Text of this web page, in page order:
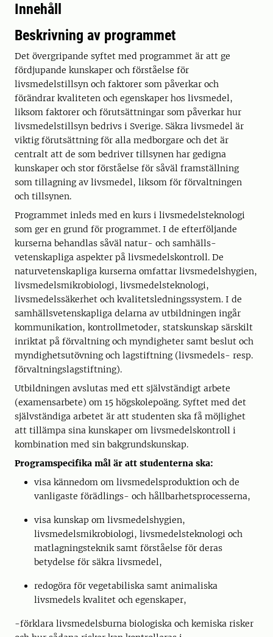
Innehåll
Beskrivning av programmet
Det övergripande syftet med programmet är att ge
fördjupande kunskaper och förståelse för
livsmedelstillsyn och faktorer som påverkar och
förändrar kvaliteten och egenskaper hos livsmedel,
liksom faktorer och förutsättningar som påverkar hur
livsmedelstillsyn bedrivs i Sverige. Säkra livsmedel är
viktig förutsättning för alla medborgare och det är
centralt att de som bedriver tillsynen har gedigna
kunskaper och stor förståelse för såväl framställning
som tillagning av livsmedel, liksom för förvaltningen
och tillsynen.
Programmet inleds med en kurs i livsmedelsteknologi
som ger en grund för programmet. I de efterföljande
kurserna behandlas såväl natur- och samhälls-
vetenskapliga aspekter på livsmedelskontroll. De
naturvetenskapliga kurserna omfattar livsmedelshygien,
livsmedelsmikrobiologi, livsmedelsteknologi,
livsmedelssäkerhet och kvalitetsledningssystem. I de
samhällsvetenskapliga delarna av utbildningen ingår
kommunikation, kontrollmetoder, statskunskap särskilt
inriktat på förvaltning och myndigheter samt beslut och
myndighetsutövning och lagstiftning (livsmedels- resp.
förvaltningslagstiftning).
Utbildningen avslutas med ett självständigt arbete
(examensarbete) om 15 högskolepoäng. Syftet med det
självständiga arbetet är att studenten ska få möjlighet
att tillämpa sina kunskaper om livsmedelskontroll i
kombination med sin bakgrundskunskap.
Programspecifika mål är att studenterna ska:
visa kännedom om livsmedelsproduktion och de
vanligaste förädlings- och hållbarhetsprocesserna,
visa kunskap om livsmedelshygien,
livsmedelsmikrobiologi, livsmedelsteknologi och
matlagningsteknik samt förståelse för deras
betydelse för säkra livsmedel,
redogöra för vegetabiliska samt animaliska
livsmedels kvalitet och egenskaper,
-förklara livsmedelsburna biologiska och kemiska risker